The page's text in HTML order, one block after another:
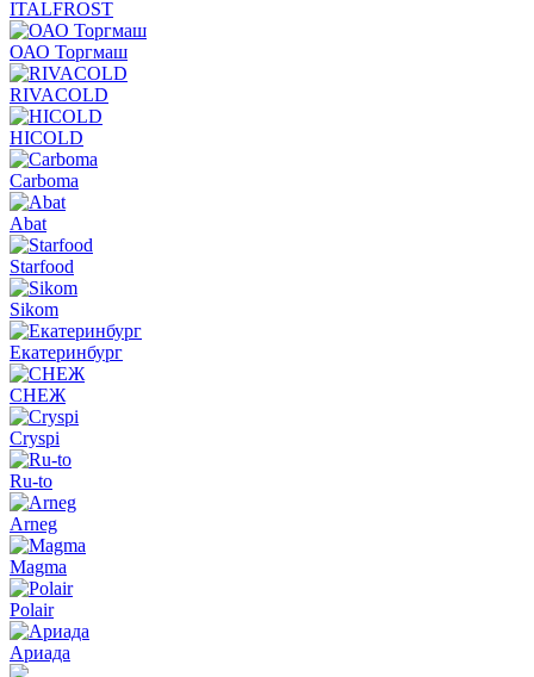
ITALFROST
ОАО Торгмаш
RIVACOLD
HICOLD
Carboma
Abat
Starfood
Sikom
Екатеринбург
СНЕЖ
Cryspi
Ru-to
Arneg
Magma
Polair
Ариада